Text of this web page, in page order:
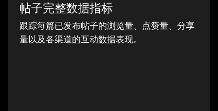
帖子完整数据指标
跟踪每篇已发布帖子的浏览量、点赞量、分享
量以及各渠道的互动数据表现。